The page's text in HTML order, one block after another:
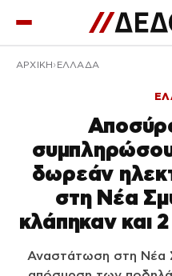
ΑΡΧΙΚΉ ΕΛΛΑΔΑ
δωρεάν
στη Νέα
κλάπηκαν και
Αναστάτωση στη Νέα